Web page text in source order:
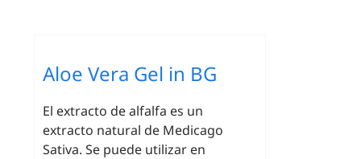
Aloe Vera Gel in BG
El extracto de alfalfa es un
extracto natural de Medicago
Sativa. Se puede utilizar en